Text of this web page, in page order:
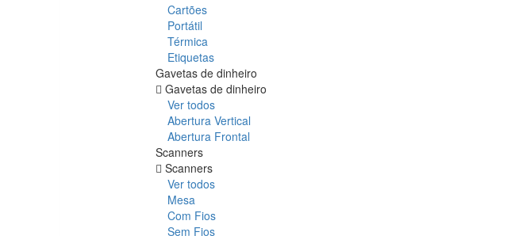
Cartões
Portátil
Térmica
Etiquetas
Gavetas de dinheiro
Gavetas de dinheiro
Ver todos
Abertura Vertical
Abertura Frontal
Scanners
Scanners
Ver todos
Mesa
Com Fios
Sem Fios